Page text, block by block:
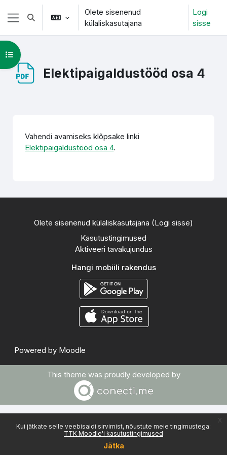
Jäta vahele peasisuni
Kui jätkate selle veebisaidi sirvimist, nõustute meie tingimustega:
TTK Moodle'i kasutustingimused
Jätka
Küljepaneel
Lülitab otsingu sisendi
Olete sisenenud
külaliskasutajana
Logi
sisse
Elektipaigaldustööd osa 4
Ava kursuse sisukord
Vahendi avamiseks klõpsake linki
Elektipaigaldustööd osa 4.
Olete sisenenud külaliskasutajana (Logi sisse)
Kasutustingimused
Aktiveeri tavakujundus
Hangi mobiili rakendus
Powered by Moodle
This theme was proudly developed by